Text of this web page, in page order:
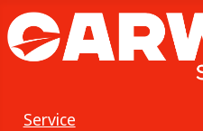
Service